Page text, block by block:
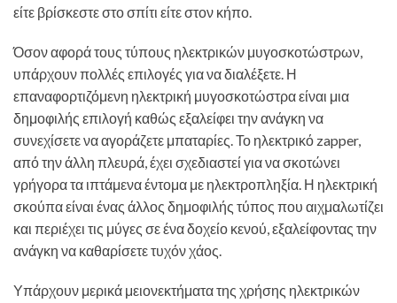
είτε βρίσκεστε στο σπίτι είτε στον κήπο.
Όσον αφορά τους τύπους ηλεκτρικών μυγοσκοτώστρων,
υπάρχουν πολλές επιλογές για να διαλέξετε. Η
επαναφορτιζόμενη ηλεκτρική μυγοσκοτώστρα είναι μια
δημοφιλής επιλογή καθώς εξαλείφει την ανάγκη να
συνεχίσετε να αγοράζετε μπαταρίες. Το ηλεκτρικό zapper,
από την άλλη πλευρά, έχει σχεδιαστεί για να σκοτώνει
γρήγορα τα ιπτάμενα έντομα με ηλεκτροπληξία. Η ηλεκτρική
σκούπα είναι ένας άλλος δημοφιλής τύπος που αιχμαλωτίζει
και περιέχει τις μύγες σε ένα δοχείο κενού, εξαλείφοντας την
ανάγκη να καθαρίσετε τυχόν χάος.
Υπάρχουν μερικά μειονεκτήματα της χρήσης ηλεκτρικών